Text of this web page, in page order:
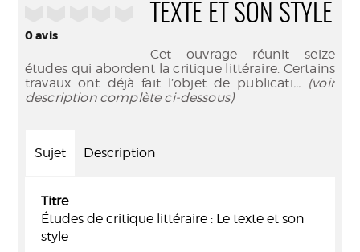
0avis
TEXTE ET SON STYLE
Cet ouvrage réunit seize
études qui abordent la critique littéraire. Certains
travaux ont déjà fait l’objet de publicati... (voir
description complète ci-dessous)
Sujet Description
Titre
Études de critique littéraire : Le texte et son
style